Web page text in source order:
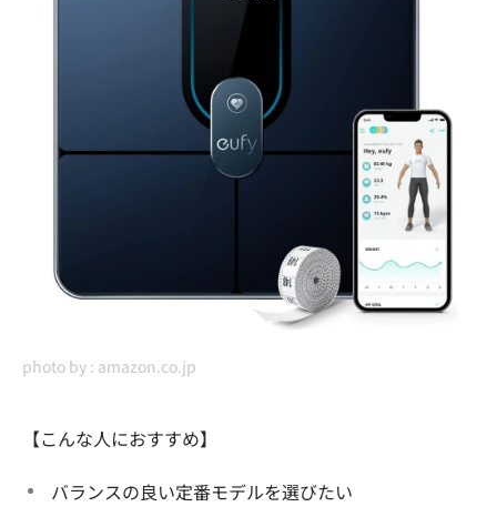
photo by : amazon.co.jp
【こんな人におすすめ】
バランスの良い定番モデルを選びたい